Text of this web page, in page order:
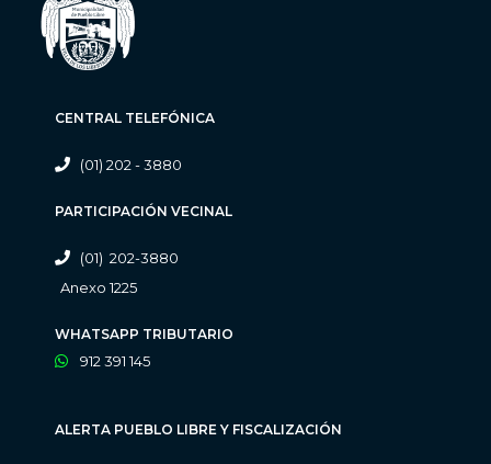
CENTRAL TELEFÓNICA
(01) 202 - 3880
PARTICIPACIÓN VECINAL
(01) 202-3880
Anexo 1225
WHATSAPP TRIBUTARIO
912 391 145
ALERTA PUEBLO LIBRE Y FISCALIZACIÓN